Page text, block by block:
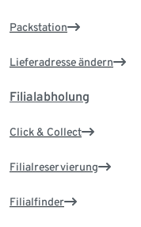
Packstation
Lieferadresse ändern
Filialabholung
Click & Collect
Filialreservierung
Filialfinder